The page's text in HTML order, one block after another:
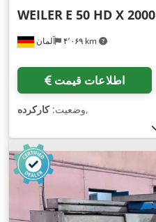
آلمان ۴٬۰۶۹ km
WEILER E 50 HD X 2000
اطلاعات قیمت
وضعیت:کارکرده ,